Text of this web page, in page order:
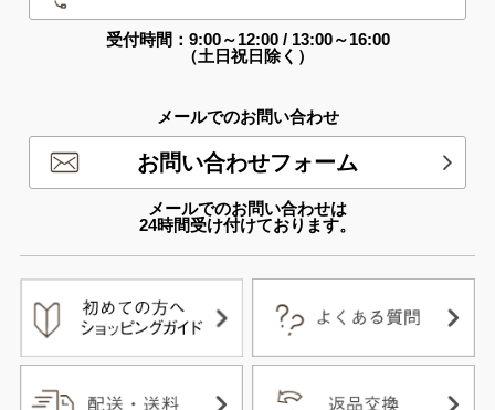
受付時間：9:00～12:00 / 13:00～16:00
（土日祝日除く）
メールでのお問い合わせ
お問い合わせフォーム
メールでのお問い合わせは
24時間受け付けております。